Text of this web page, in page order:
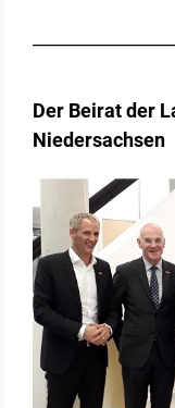
Der Beirat der
Niedersachsen